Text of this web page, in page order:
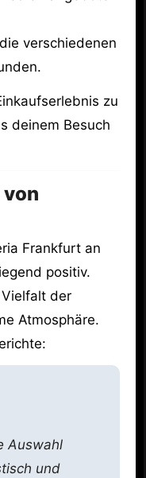
verschiedenen
zu
deinem Besuch
Frankfurt an
positiv.
der
Atmosphäre.
Auswahl
und